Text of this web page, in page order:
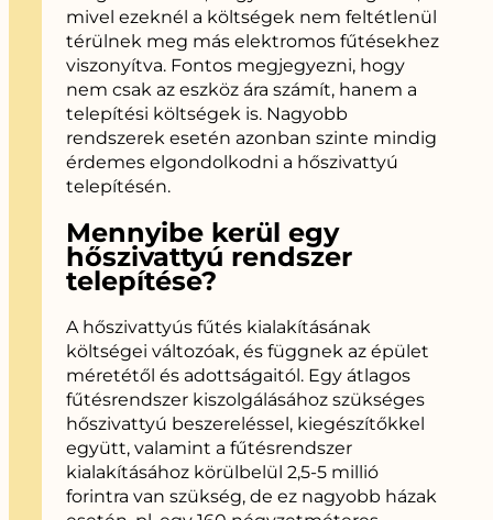
mivel ezeknél a költségek nem feltétlenül
térülnek meg más elektromos fűtésekhez
viszonyítva. Fontos megjegyezni, hogy
nem csak az eszköz ára számít, hanem a
telepítési költségek is. Nagyobb
rendszerek esetén azonban szinte mindig
érdemes elgondolkodni a hőszivattyú
telepítésén.
Mennyibe kerül egy
hőszivattyú rendszer
telepítése?
A hőszivattyús fűtés kialakításának
költségei változóak, és függnek az épület
méretétől és adottságaitól. Egy átlagos
fűtésrendszer kiszolgálásához szükséges
hőszivattyú beszereléssel, kiegészítőkkel
együtt, valamint a fűtésrendszer
kialakításához körülbelül 2,5-5 millió
forintra van szükség, de ez nagyobb házak